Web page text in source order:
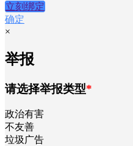
立刻绑定
确定
×
举报
请选择举报类型*
政治有害
不友善
垃圾广告